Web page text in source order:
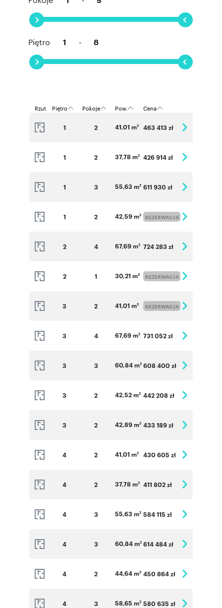
Piętro -
Rzut Piętro Pokoje Pow. Cena
1 2 41,01 m2 463 413 zł
1 2 37,78 m2 426 914 zł
1 3 55,63 m2 611 930 zł
1 2 42,59 m2 REZERWACJA
2 4 67,69 m2 724 283 zł
2 1 30,21 m2 REZERWACJA
3 2 41,01 m2 REZERWACJA
3 4 67,69 m2 731 052 zł
3 3 60,84 m2 608 400 zł
3 2 42,52 m2 442 208 zł
3 2 42,89 m2 433 189 zł
4 2 41,01 m2 430 605 zł
4 2 37,78 m2 411 802 zł
4 3 55,63 m2 584 115 zł
4 3 60,84 m2 614 484 zł
4 2 44,64 m2 450 864 zł
4 3 58,65 m2 580 635 zł